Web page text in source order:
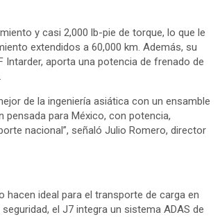
y casi 2,000 lb-pie de torque, lo que le
extendidos a 60,000 km. Además, su
aporta una potencia de frenado de
de la ingeniería asiática con un ensamble
pensada para México, con potencia,
nacional”, señaló Julio Romero, director
ideal para el transporte de carga en
el J7 integra un sistema ADAS de